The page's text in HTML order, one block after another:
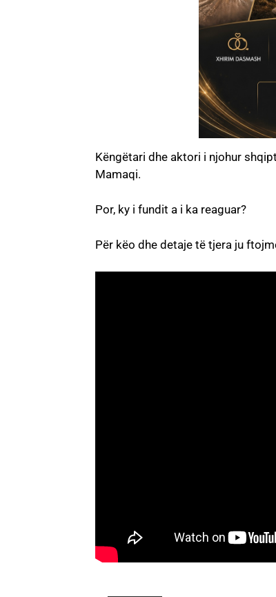
Këngëtari dhe aktori i njohur
Mamaqi.
Por, ky i fundit a i ka reaguar?
Për këo dhe detaje të tjera ju